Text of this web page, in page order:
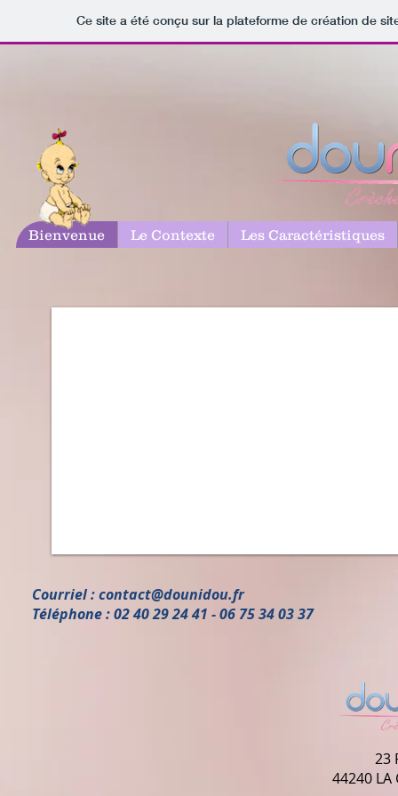
Ce site a été conçu sur la plateforme de création de
Bienvenue Le Contexte Les Caractéristiques
Courriel :contact@dounidou.fr
Téléphone : 02 40 29 24 41 - 06 75 34 03 37
23
44240 LA